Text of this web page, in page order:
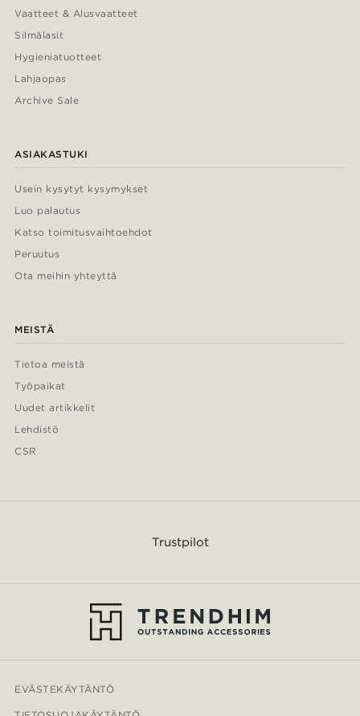
Vaatteet & Alusvaatteet
Silmälasit
Hygieniatuotteet
Lahjaopas
Archive Sale
ASIAKASTUKI
Usein kysytyt kysymykset
Luo palautus
Katso toimitusvaihtoehdot
Peruutus
Ota meihin yhteyttä
MEISTÄ
Tietoa meistä
Työpaikat
Uudet artikkelit
Lehdistö
CSR
Trustpilot
EVÄSTEKÄYTÄNTÖ